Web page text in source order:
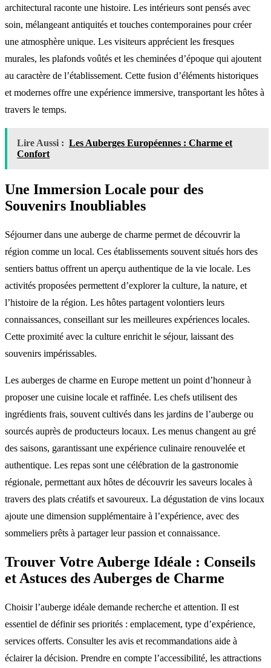
architectural raconte une histoire. Les intérieurs sont pensés avec
soin, mélangeant antiquités et touches contemporaines pour créer
une atmosphère unique. Les visiteurs apprécient les fresques
murales, les plafonds voûtés et les cheminées d’époque qui ajoutent
au caractère de l’établissement. Cette fusion d’éléments historiques
et modernes offre une expérience immersive, transportant les hôtes à
travers le temps.
Lire Aussi : Les Auberges Européennes : Charme et
Confort
Une Immersion Locale pour des
Souvenirs Inoubliables
Séjourner dans une auberge de charme permet de découvrir la
région comme un local. Ces établissements souvent situés hors des
sentiers battus offrent un aperçu authentique de la vie locale. Les
activités proposées permettent d’explorer la culture, la nature, et
l’histoire de la région. Les hôtes partagent volontiers leurs
connaissances, conseillant sur les meilleures expériences locales.
Cette proximité avec la culture enrichit le séjour, laissant des
souvenirs impérissables.
Les auberges de charme en Europe mettent un point d’honneur à
proposer une cuisine locale et raffinée. Les chefs utilisent des
ingrédients frais, souvent cultivés dans les jardins de l’auberge ou
sourcés auprès de producteurs locaux. Les menus changent au gré
des saisons, garantissant une expérience culinaire renouvelée et
authentique. Les repas sont une célébration de la gastronomie
régionale, permettant aux hôtes de découvrir les saveurs locales à
travers des plats créatifs et savoureux. La dégustation de vins locaux
ajoute une dimension supplémentaire à l’expérience, avec des
sommeliers prêts à partager leur passion et connaissance.
Trouver Votre Auberge Idéale : Conseils
et Astuces des Auberges de Charme
Choisir l’auberge idéale demande recherche et attention. Il est
essentiel de définir ses priorités : emplacement, type d’expérience,
services offerts. Consulter les avis et recommandations aide à
éclairer la décision. Prendre en compte l’accessibilité, les attractions